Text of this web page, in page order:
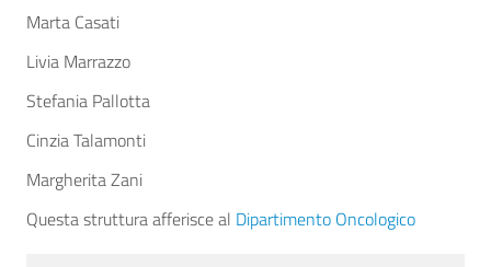
Marta Casati
Livia Marrazzo
Stefania Pallotta
Cinzia Talamonti
Margherita Zani
Questa struttura afferisce al Dipartimento Oncologico